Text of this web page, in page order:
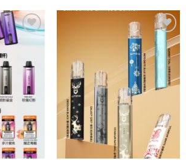
NT$200
到
NT$360
Add to
Add to
wishlist